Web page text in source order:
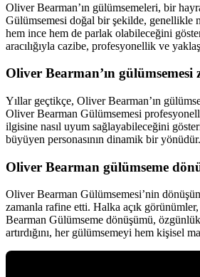
Oliver Bearman’ın gülümsemeleri, bir
Gülümsemesi doğal bir şekilde, genellikle
hem ince hem de parlak olabileceğini
aracılığıyla cazibe, profesyonellik ve
Oliver Bearman’ın gülümsemesi
Yıllar geçtikçe, Oliver Bearman’ın
Oliver Bearman Gülümsemesi
ilgisine nasıl uyum sağlayabileceğini
büyüyen personasının dinamik bir yönüdür.
Oliver Bearman gülümseme
Oliver Bearman Gülümsemesi’nin
zamanla rafine etti. Halka açık
Bearman Gülümseme dönüşümü,
artırdığını, her gülümsemeyi hem kişisel